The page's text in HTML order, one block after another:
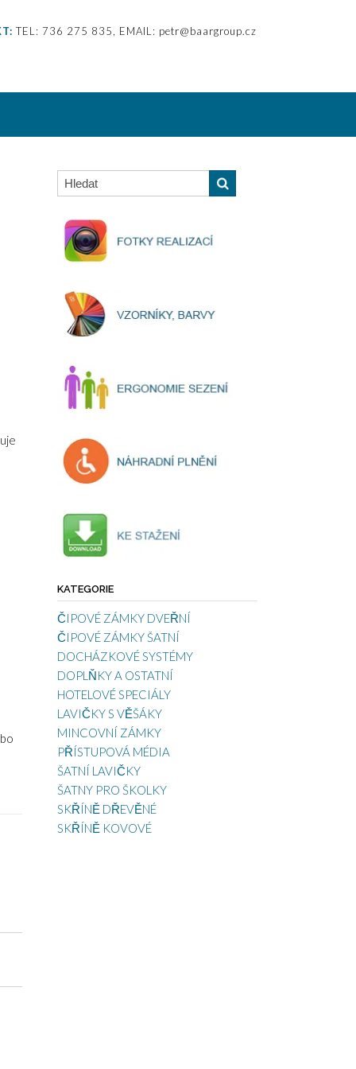
TEL: 736 275 835, EMAIL: petr@baargroup.cz
KATEGORIE
ČIPOVÉ ZÁMKY DVEŘNÍ
ČIPOVÉ ZÁMKY ŠATNÍ
DOCHÁZKOVÉ SYSTÉMY
DOPLŇKY A OSTATNÍ
HOTELOVÉ SPECIÁLY
LAVIČKY S VĚŠÁKY
MINCOVNÍ ZÁMKY
PŘÍSTUPOVÁ MÉDIA
ŠATNÍ LAVIČKY
ŠATNY PRO ŠKOLKY
SKŘÍNĚ DŘEVĚNÉ
SKŘÍNĚ KOVOVÉ